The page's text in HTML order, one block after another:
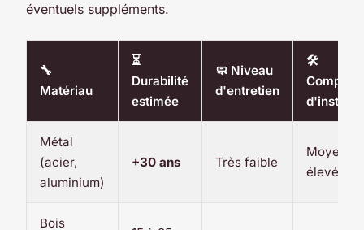
éventuels suppléments.
🔧
Matériau
⏳
Durabilité
estimée
🧼 Niveau
d'entretien
🛠️
Métal
(acier,
aluminium)
+30 ans Très faible
Moyenne
élevée
Bois